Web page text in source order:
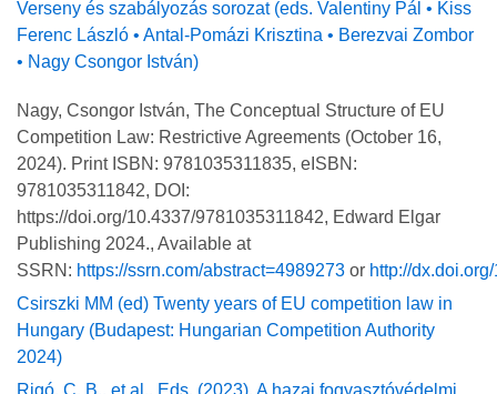
Verseny és szabályozás sorozat (eds. Valentiny Pál • Kiss
Ferenc László • Antal-Pomázi Krisztina • Berezvai Zombor
• Nagy Csongor István)
Nagy, Csongor István, The Conceptual Structure of EU
Competition Law: Restrictive Agreements (October 16,
2024). Print ISBN: 9781035311835, eISBN:
9781035311842, DOI:
https://doi.org/10.4337/9781035311842, Edward Elgar
Publishing 2024., Available at
SSRN: https://ssrn.com/abstract=4989273 or http://
Csirszki MM (ed) Twenty years of EU competition law in
Hungary (Budapest: Hungarian Competition Authority
2024)
Rigó, C. B., et al., Eds. (2023). A hazai fogyasztóvédelmi